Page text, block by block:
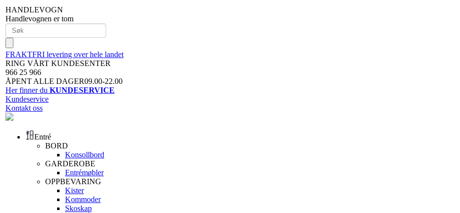
HANDLEVOGN
Handlevognen er tom
FRAKTFRI levering over hele landet
RING VÅRT KUNDESENTER
966 25 966
ÅPENT ALLE DAGER09.00-22.00
Her finner du KUNDESERVICE
Kundeservice
Kontakt oss
Entré
BORD
Konsollbord
GARDEROBE
Entrémøbler
OPPBEVARING
Kister
Kommoder
Skoskap